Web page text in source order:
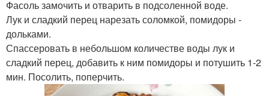
Фасоль замочить и отварить в подсоленной воде.
Лук и сладкий перец нарезать соломкой, помидоры -
дольками.
Спассеровать в небольшом количестве воды лук и
сладкий перец, добавить к ним помидоры и потушить 1-2
мин. Посолить, поперчить.